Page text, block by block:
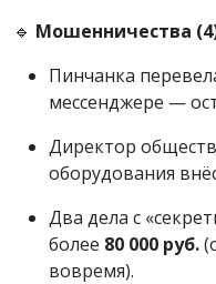
🔹 Мошенничества
Пинчанка
мессенджере —
Директор
оборудования
Два дела с
более 80 000 руб.
вовремя).